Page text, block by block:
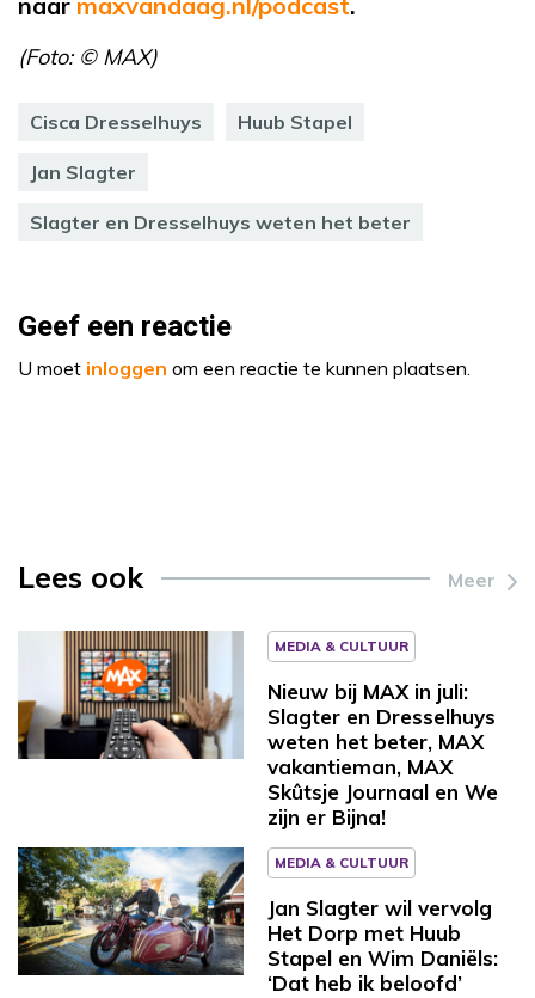
(Foto: © MAX)
Cisca Dresselhuys Huub Stapel
Jan Slagter
Slagter en Dresselhuys weten het beter
Geef een reactie
U moet inloggen om een reactie te kunnen plaatsen.
Lees ook Meer
MEDIA & CULTUUR
Nieuw bij MAX in juli:
Slagter en Dresselhuys
weten het beter, MAX
vakantieman, MAX
Skûtsje Journaal en We
zijn er Bijna!
MEDIA & CULTUUR
Jan Slagter wil vervolg
Het Dorp met Huub
Stapel en Wim Daniëls:
‘Dat heb ik beloofd’